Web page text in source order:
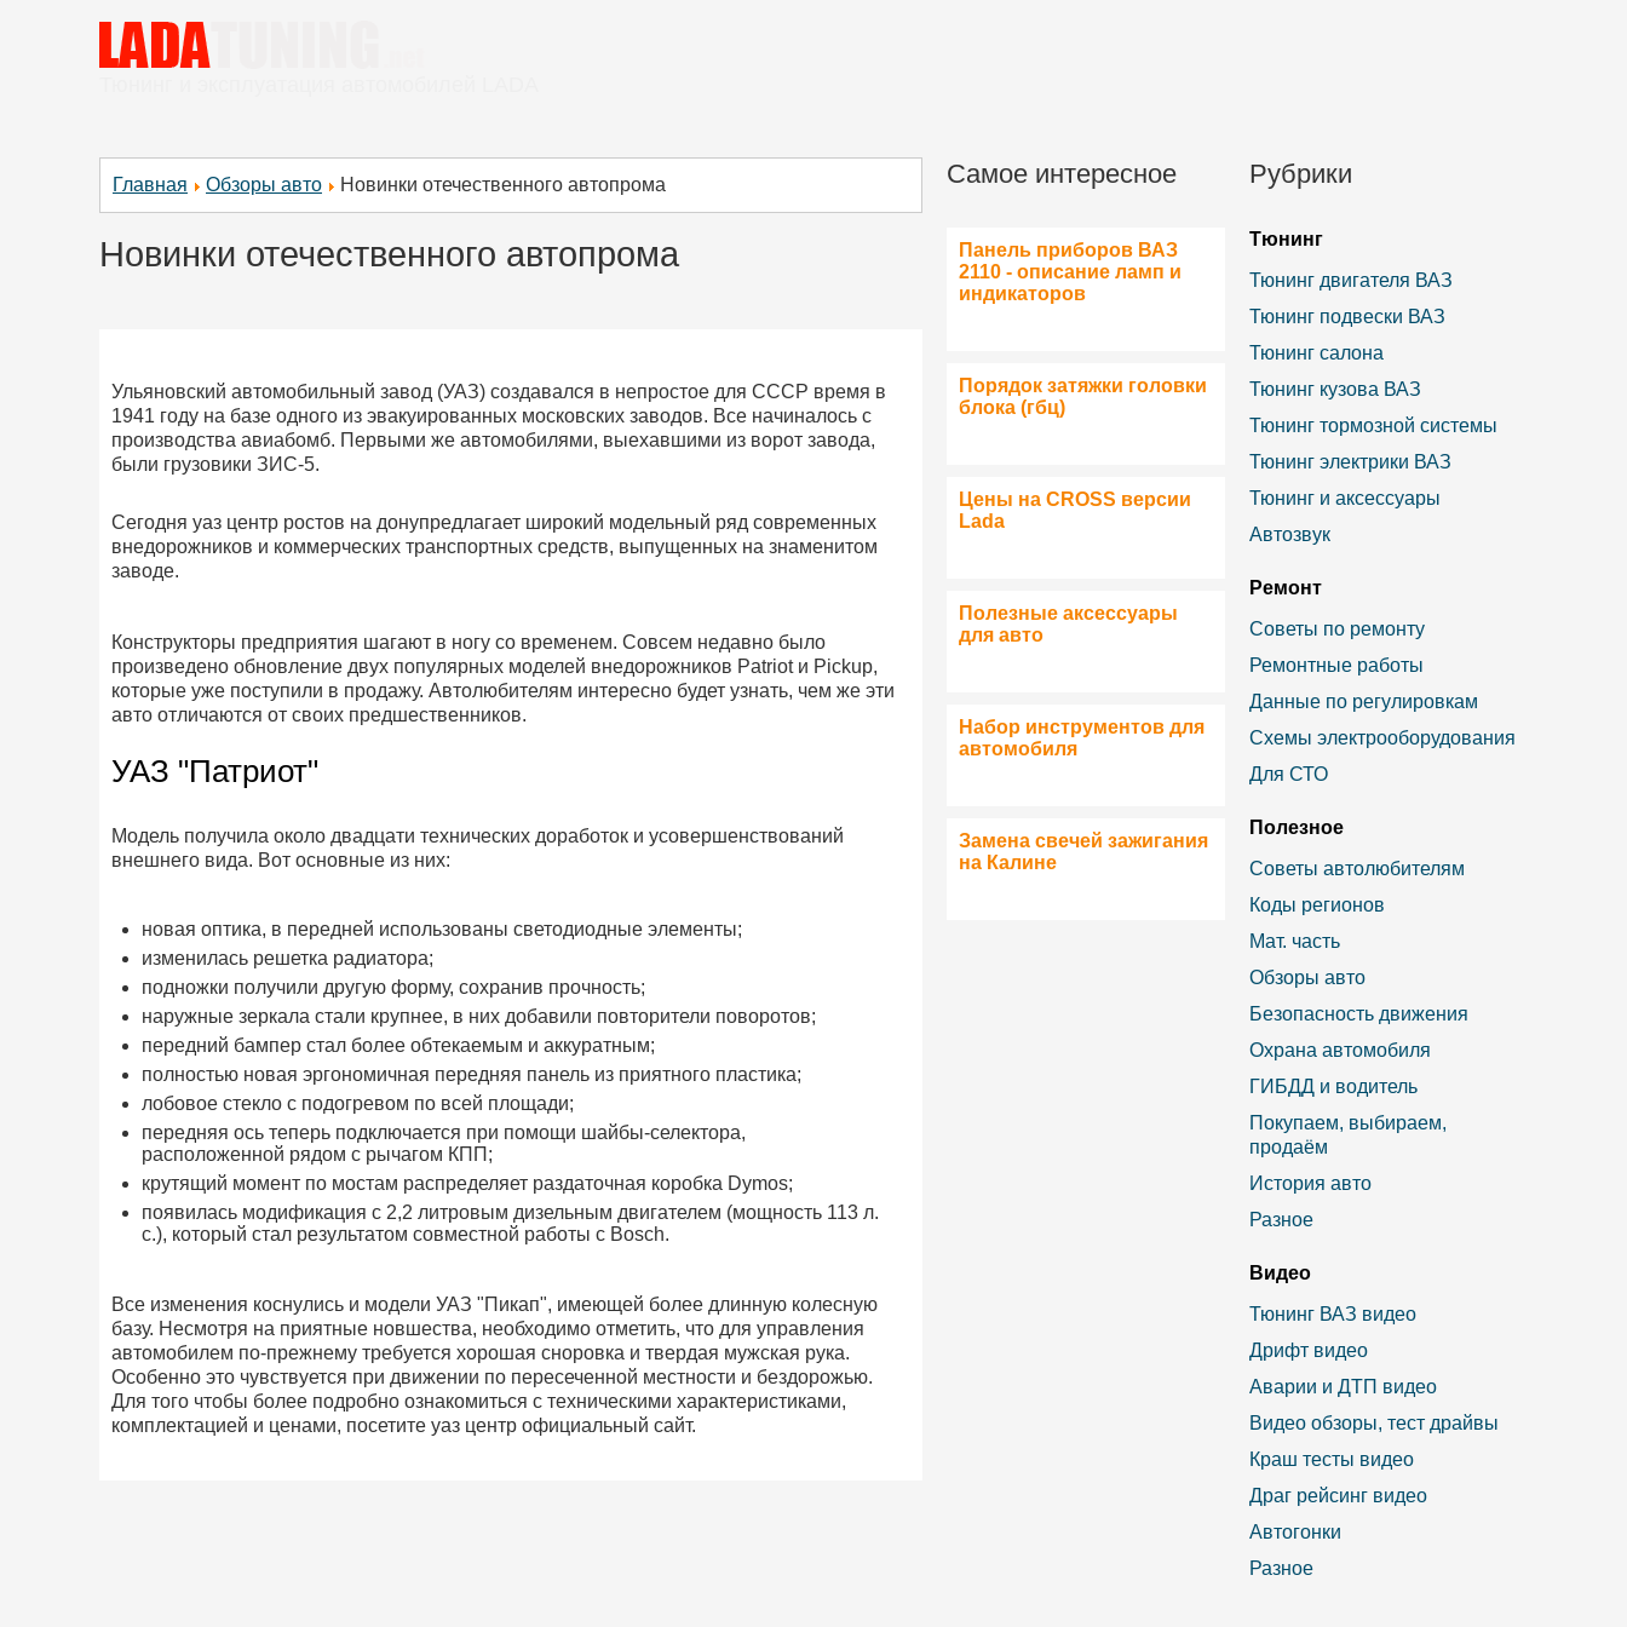
Главная Обзоры авто Новинки отечественного автопрома
Новинки отечественного автопрома
Ульяновский автомобильный завод (УАЗ) создавался в непростое для СССР время в
1941 году на базе одного из эвакуированных московских заводов. Все начиналось с
производства авиабомб. Первыми же автомобилями, выехавшими из ворот завода,
были грузовики ЗИС-5.
Сегодня уаз центр ростов на донупредлагает широкий модельный ряд современных
внедорожников и коммерческих транспортных средств, выпущенных на знаменитом
заводе.
Конструкторы предприятия шагают в ногу со временем. Совсем недавно было
произведено обновление двух популярных моделей внедорожников Patriot и Pickup,
которые уже поступили в продажу. Автолюбителям интересно будет узнать, чем же эти
авто отличаются от своих предшественников.
УАЗ "Патриот"
Модель получила около двадцати технических доработок и усовершенствований
внешнего вида. Вот основные из них:
новая оптика, в передней использованы светодиодные элементы;
изменилась решетка радиатора;
подножки получили другую форму, сохранив прочность;
наружные зеркала стали крупнее, в них добавили повторители поворотов;
передний бампер стал более обтекаемым и аккуратным;
полностью новая эргономичная передняя панель из приятного пластика;
лобовое стекло с подогревом по всей площади;
передняя ось теперь подключается при помощи шайбы-селектора,
расположенной рядом с рычагом КПП;
крутящий момент по мостам распределяет раздаточная коробка Dymos;
появилась модификация с 2,2 литровым дизельным двигателем (мощность 113 л.
с.), который стал результатом совместной работы с Bosch.
Все изменения коснулись и модели УАЗ "Пикап", имеющей более длинную колесную
базу. Несмотря на приятные новшества, необходимо отметить, что для управления
автомобилем по-прежнему требуется хорошая сноровка и твердая мужская рука.
Особенно это чувствуется при движении по пересеченной местности и бездорожью.
Для того чтобы более подробно ознакомиться с техническими характеристиками,
комплектацией и ценами, посетите уаз центр официальный сайт.
Самое интересное
Панель приборов ВАЗ
2110 - описание ламп и
индикаторов
Порядок затяжки головки
блока (гбц)
Цены на CROSS версии
Lada
Полезные аксессуары
для авто
Набор инструментов для
автомобиля
Замена свечей зажигания
на Калине
Рубрики
Тюнинг
Тюнинг двигателя ВАЗ
Тюнинг подвески ВАЗ
Тюнинг салона
Тюнинг кузова ВАЗ
Тюнинг тормозной системы
Тюнинг электрики ВАЗ
Тюнинг и аксессуары
Автозвук
Ремонт
Советы по ремонту
Ремонтные работы
Данные по регулировкам
Схемы электрооборудования
Для СТО
Полезное
Советы автолюбителям
Коды регионов
Мат. часть
Обзоры авто
Безопасность движения
Охрана автомобиля
ГИБДД и водитель
Покупаем, выбираем,
продаём
История авто
Разное
Видео
Тюнинг ВАЗ видео
Дрифт видео
Аварии и ДТП видео
Видео обзоры, тест драйвы
Краш тесты видео
Драг рейсинг видео
Автогонки
Разное